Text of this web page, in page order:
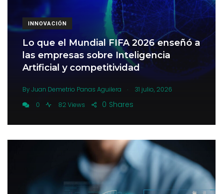
INNOVACIÓN
Lo que el Mundial FIFA 2026 enseñó a
las empresas sobre Inteligencia
Artificial y competitividad
ByJuan Demetrio Panas Aguilera .
31 julio, 2026
0
82 Views Shares
0